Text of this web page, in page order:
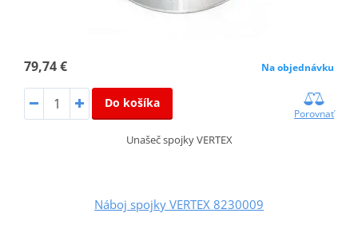
79,74 € Na objednávku
Do košíka
Porovnať
Unašeč spojky VERTEX
Náboj spojky VERTEX 8230009